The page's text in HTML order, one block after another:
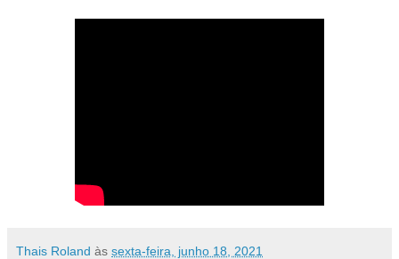
Thais Roland às sexta-feira, junho 18, 2021